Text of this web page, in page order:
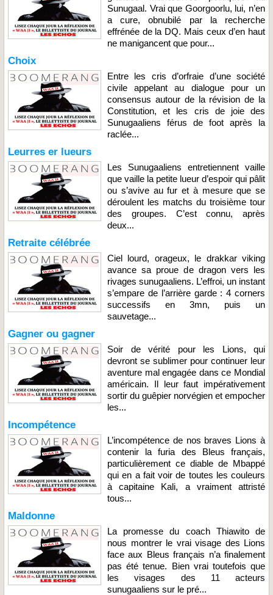
Sunugaal. Vrai que Goorgoorlu, lui, n’en
a cure, obnubilé par la recherche
effrénée de la DQ. Mais ceux d’en haut
ne manigancent que pour...
Choix
Entre les cris d’orfraie d’une société
civile appelant au dialogue pour un
consensus autour de la révision de la
Constitution, et les cris de joie des
Sunugaaliens férus de foot après la
raclée...
Leurres er lueurs
Les Sunugaaliens entretiennent vaille
que vaille la petite lueur d’espoir qui pâlit
ou s’avive au fur et à mesure que se
déroulent les matchs du troisième tour
des groupes. C’est connu, après
deux...
Retraite célébrée
Ciel lourd, orageux, le drakkar viking
avance sa proue de dragon vers les
rivages sunugaaliens. L’effroi, un instant
s’empare de l’arrière garde : 4 corners
successifs en 3mn, puis un
sauvetage...
Gagner ou gagner
Soir de vérité pour les Lions, qui
devront se sublimer pour continuer leur
aventure mal engagée dans ce Mondial
américain. Il leur faut impérativement
sortir du guêpier norvégien et empocher
les...
Incompétence
L’incompétence de nos braves Lions à
contenir la furia des Bleus français,
particulièrement ce diable de Mbappé
qui en a fait voir de toutes les couleurs
à capitaine Kali, a vraiment attristé
tous...
Maldonne
La promesse du coach Thiawito de
nous montrer le vrai visage des Lions
face aux Bleus français n’a finalement
pas été tenue. Bien vrai toutefois que
les visages des 11 acteurs
sunugaaliens sur le pré...